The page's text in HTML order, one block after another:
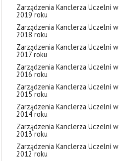
Zarządzenia Kanclerza Uczelni w
2019 roku
Zarządzenia Kanclerza Uczelni w
2018 roku
Zarządzenia Kanclerza Uczelni w
2017 roku
Zarządzenia Kanclerza Uczelni w
2016 roku
Zarządzenia Kanclerza Uczelni w
2015 roku
Zarządzenia Kanclerza Uczelni w
2014 roku
Zarządzenia Kanclerza Uczelni w
2013 roku
Zarządzenia Kanclerza Uczelni w
2012 roku